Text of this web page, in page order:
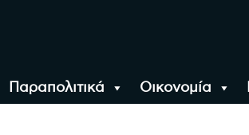
Παραπολιτικά Οικονομία